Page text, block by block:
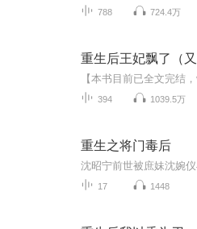
788 724.4万
394 1039.5万
重生之将门毒后
17 1448